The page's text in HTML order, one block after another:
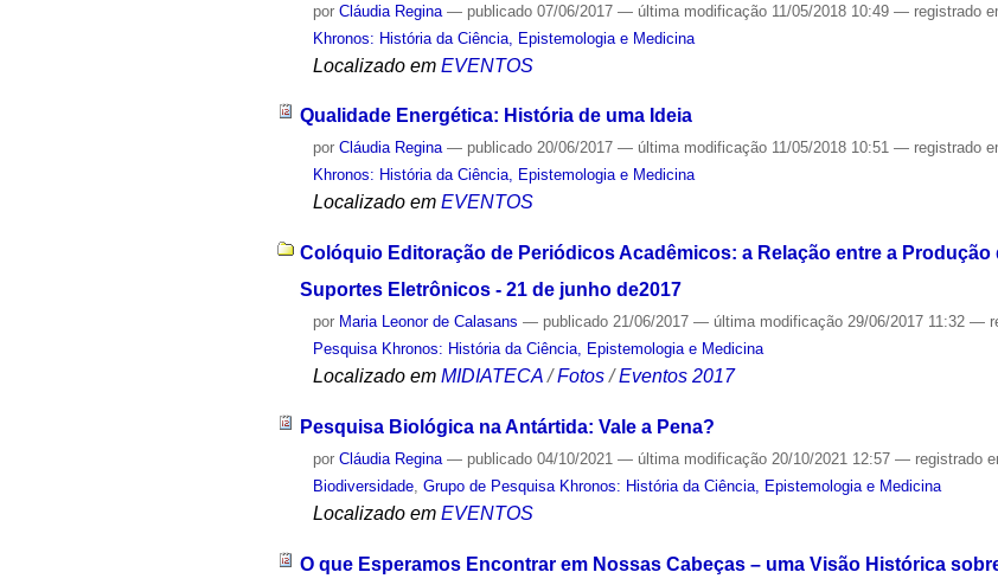
porCláudia Regina — publicado 07/06/2017— última modificação 11/05/2018 10:49— registrado
Khronos: História da Ciência, Epistemologia e Medicina
Localizado em EVENTOS
Qualidade Energética: História de uma Ideia
porCláudia Regina — publicado 20/06/2017— última modificação 11/05/2018 10:51— registrado
Khronos: História da Ciência, Epistemologia e Medicina
Localizado em EVENTOS
Colóquio Editoração de Periódicos Acadêmicos: a Relação entre a
Suportes Eletrônicos - 21 de junho de2017
por Maria Leonor de Calasans — publicado 21/06/2017— última modificação 29/06/2017 11:32—
Pesquisa Khronos: História da Ciência, Epistemologia e Medicina
Localizado em MIDIATECA /Fotos /Eventos 2017
Pesquisa Biológica na Antártida: Vale a Pena?
porCláudia Regina — publicado 04/10/2021— última modificação 20/10/2021 12:57— registrado
Biodiversidade ,Grupo de Pesquisa Khronos: História da Ciência, Epistemologia e Medicina
Localizado em EVENTOS
O que Esperamos Encontrar em Nossas Cabeças – uma Visão Histórica